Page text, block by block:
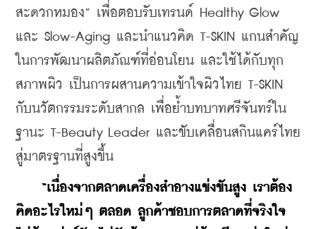
สะดวกหมอง” เพื่อตอบรับเทรนด์ Healthy Glow
และ Slow-Aging และนำแนวคิด T-SKIN แกนสำคัญ
ในการพัฒนาผลิตภัณฑ์ที่อ่อนโยน และใช้ได้กับทุก
สภาพผิว เป็นการผสานความเข้าใจผิวไทย T-SKIN
กับนวัตกรรมระดับสากล เพื่อย้ำบทบาทศรีจันทร์ใน
ฐานะ T-Beauty Leader และขับเคลื่อนสกินแคร์ไทย
สู่มาตรฐานที่สูงขึ้น
“เนื่องจากตลาดเครื่องสำอางแข่งขันสูง เราต้อง
คิดอะไรใหม่ๆ ตลอด ลูกค้าชอบการตลาดที่จริงใจ